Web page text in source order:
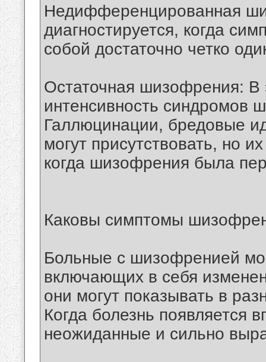
Недифференцированная
диагностируется, когда
собой достаточно четко
Остаточная шизофрения:
интенсивность синдромов
Галлюцинации, бредовые
могут присутствовать, но
когда шизофрения была
Каковы симптомы
Больные с шизофренией
включающих в себя
они могут показывать в
Когда болезнь появляется
неожиданные и сильно